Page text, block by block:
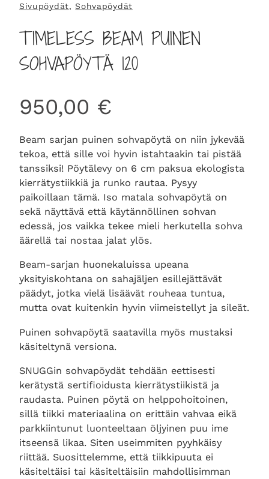
Sivupöydät, Sohvapöydät
TIMELESS BEAM PUINEN
SOHVAPÖYTÄ 120
950,00 €
Beam sarjan puinen sohvapöytä on niin jykevää
tekoa, että sille voi hyvin istahtaakin tai pistää
tanssiksi! Pöytälevy on 6 cm paksua ekologista
kierrätystiikkiä ja runko rautaa. Pysyy
paikoillaan tämä. Iso matala sohvapöytä on
sekä näyttävä että käytännöllinen sohvan
edessä, jos vaikka tekee mieli herkutella sohva
äärellä tai nostaa jalat ylös.
Beam-sarjan huonekaluissa upeana
yksityiskohtana on sahajäljen esillejättävät
päädyt, jotka vielä lisäävät rouheaa tuntua,
mutta ovat kuitenkin hyvin viimeistellyt ja sileät.
Puinen sohvapöytä saatavilla myös mustaksi
käsiteltynä versiona.
SNUGGin sohvapöydät tehdään eettisesti
kerätystä sertifioidusta kierrätystiikistä ja
raudasta. Puinen pöytä on helppohoitoinen,
sillä tiikki materiaalina on erittäin vahvaa eikä
parkkiintunut luonteeltaan öljyinen puu ime
itseensä likaa. Siten useimmiten pyyhkäisy
riittää. Suosittelemme, että tiikkipuuta ei
käsiteltäisi tai käsiteltäisiin mahdollisimman